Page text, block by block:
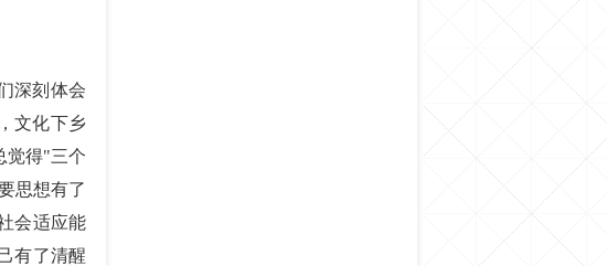
深刻体会
文化下乡
觉得"三个
思想有了
会适应能
有了清醒